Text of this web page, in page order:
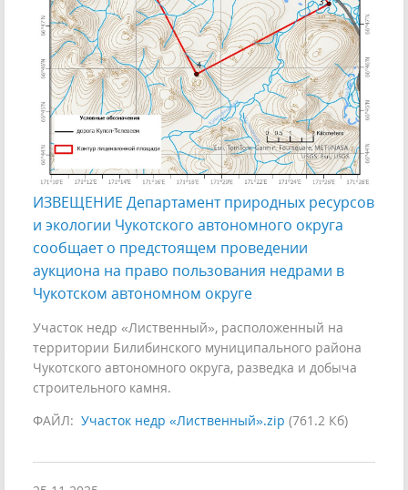
ИЗВЕЩЕНИЕ Департамент природных ресурсов
и экологии Чукотского автономного округа
сообщает о предстоящем проведении
аукциона на право пользования недрами в
Чукотском автономном округе
Участок недр «Лиственный», расположенный на
территории Билибинского муниципального района
Чукотского автономного округа, разведка и добыча
строительного камня.
ФАЙЛ: Участок недр «Лиственный».zip (761.2 Кб)